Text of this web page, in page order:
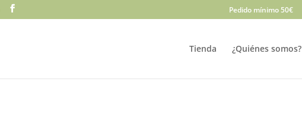
Pedido mínimo 50€
Tienda ¿Quiénes somos?